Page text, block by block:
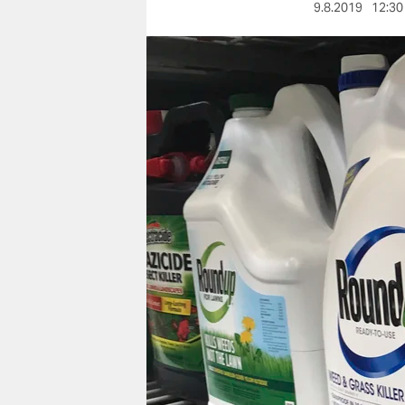
nord
verlag
verlag
veranstaltungen
shop
fragen & hilfe
unterstützen
abo
genossenschaft
9.8.2019